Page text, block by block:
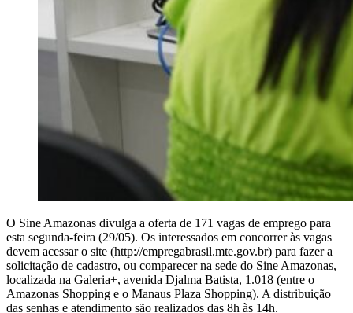
O Sine Amazonas divulga a oferta de 171 vagas de emprego para
esta segunda-feira (29/05). Os interessados em concorrer às vagas
devem acessar o site (http://empregabrasil.mte.gov.br) para fazer a
solicitação de cadastro, ou comparecer na sede do Sine Amazonas,
localizada na Galeria+, avenida Djalma Batista, 1.018 (entre o
Amazonas Shopping e o Manaus Plaza Shopping). A distribuição
das senhas e atendimento são realizados das 8h às 14h.